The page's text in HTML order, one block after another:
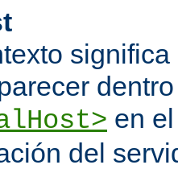
en
del